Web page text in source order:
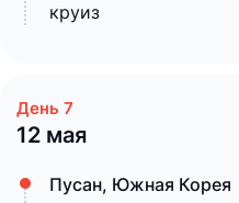
круиз
12 мая
Пусан, Южная Корея